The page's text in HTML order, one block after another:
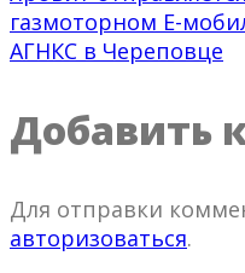
газмоторном Е-
АГНКС в Череповце
Добавить
Для отправки
авторизоваться.